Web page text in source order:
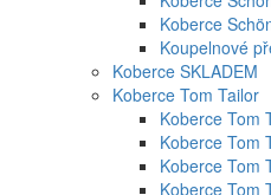
Koberce
Koupelnové
Koberce SKLADEM
Koberce Tom Tailor
Koberce Tom
Koberce Tom
Koberce Tom
Koberce Tom